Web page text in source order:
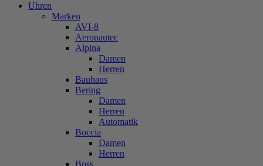
Uhren
Marken
AVI-8
Aeronautec
Alpina
Damen
Herren
Bauhaus
Bering
Damen
Herren
Automatik
Boccia
Damen
Herren
Boss